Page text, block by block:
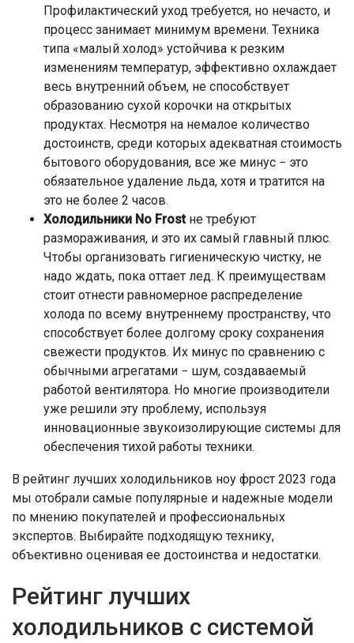
Профилактический уход требуется, но нечасто, и
процесс занимает минимум времени. Техника
типа «малый холод» устойчива к резким
изменениям температур, эффективно охлаждает
весь внутренний объем, не способствует
образованию сухой корочки на открытых
продуктах. Несмотря на немалое количество
достоинств, среди которых адекватная стоимость
бытового оборудования, все же минус − это
обязательное удаление льда, хотя и тратится на
это не более 2 часов.
Холодильники No Frostне требуют
размораживания, и это их самый главный плюс.
Чтобы организовать гигиеническую чистку, не
надо ждать, пока оттает лед. К преимуществам
стоит отнести равномерное распределение
холода по всему внутреннему пространству, что
способствует более долгому сроку сохранения
свежести продуктов. Их минус по сравнению с
обычными агрегатами − шум, создаваемый
работой вентилятора. Но многие производители
уже решили эту проблему, используя
инновационные звукоизолирующие системы для
обеспечения тихой работы техники.
В рейтинг лучших холодильников ноу фрост 2023 года
мы отобрали самые популярные и надежные модели
по мнению покупателей и профессиональных
экспертов. Выбирайте подходящую технику,
объективно оценивая ее достоинства и недостатки.
Рейтинг лучших
холодильников с системой